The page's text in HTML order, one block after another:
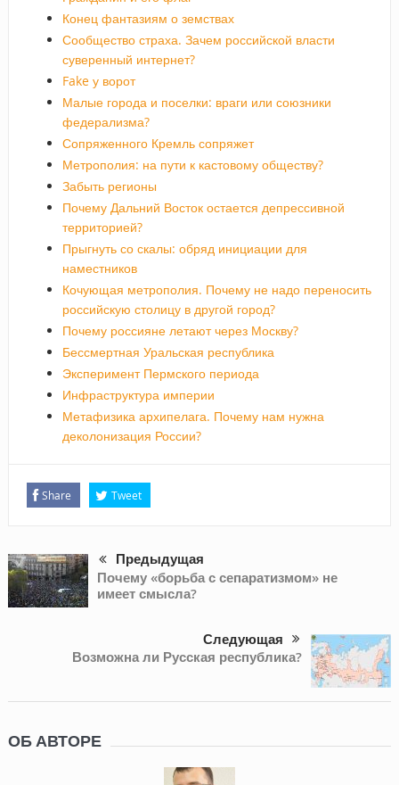
Конец фантазиям о земствах
Сообщество страха. Зачем российской власти
суверенный интернет?
Fake у ворот
Малые города и поселки: враги или союзники
федерализма?
Сопряженного Кремль сопряжет
Метрополия: на пути к кастовому обществу?
Забыть регионы
Почему Дальний Восток остается депрессивной
территорией?
Прыгнуть со скалы: обряд инициации для
наместников
Кочующая метрополия. Почему не надо переносить
российскую столицу в другой город?
Почему россияне летают через Москву?
Бессмертная Уральская республика
Эксперимент Пермского периода
Инфраструктура империи
Метафизика архипелага. Почему нам нужна
деколонизация России?
Share Tweet
Предыдущая
Почему «борьба с сепаратизмом» не
имеет смысла?
Следующая
Возможна ли Русская республика?
ОБ АВТОРЕ